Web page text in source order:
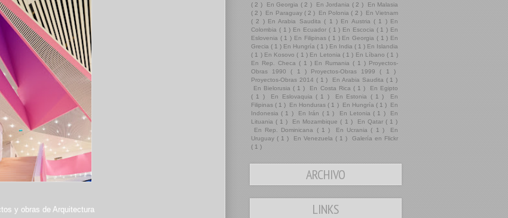
( 2 )
En Georgia ( 2 ) En Jordania ( 2 )
En Malasia
( 2 )
En Paraguay ( 2 ) En Polonia( 2 )
En Vietnam
( 2 ) En Arabia Saudita( 1 ) En Austria ( 1 ) En
Colombia ( 1 ) En Ecuador ( 1 ) En Escocia ( 1 ) En
Eslovenia ( 1 ) En Filipinas( 1 ) En Georgia ( 1 ) En
Grecia ( 1 ) En Hungría ( 1 ) En India ( 1 ) En Islandia
( 1 ) En Kosovo( 1 ) En Letonia ( 1 ) En Líbano( 1 )
En Rep. Checa ( 1 ) En Rumania( 1 ) Proyectos-
Obras 1990( 1 ) Proyectos-Obras 1999( 1 )
Proyectos-Obras 2014 ( 1 ) En Arabia Saudita ( 1 )
En Bielorusia( 1 ) En Costa Rica ( 1 )
En Egipto
( 1 )
En Eslovaquia ( 1 ) En Estonia ( 1 )
En
Filipinas( 1 ) En Honduras( 1 ) En Hungría ( 1 )
En
Indonesia( 1 ) En Irán ( 1 ) En Letonia( 1 )
En
Lituania( 1 ) En Mozambique( 1 ) En Qatar ( 1 )
En Rep. Dominicana ( 1 ) En Ucrania( 1 )
En
Uruguay ( 1 ) En Venezuela ( 1 )
Galería en Flickr
( 1 )
ARCHIVO
LINKS
y obras de Arquitectura